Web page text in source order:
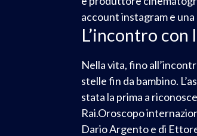
account instagram e
L’incontro con
Nella vita, fino
stelle fin da bambino.
stata la prima a
Rai.Oroscopo
Dario Argento e di